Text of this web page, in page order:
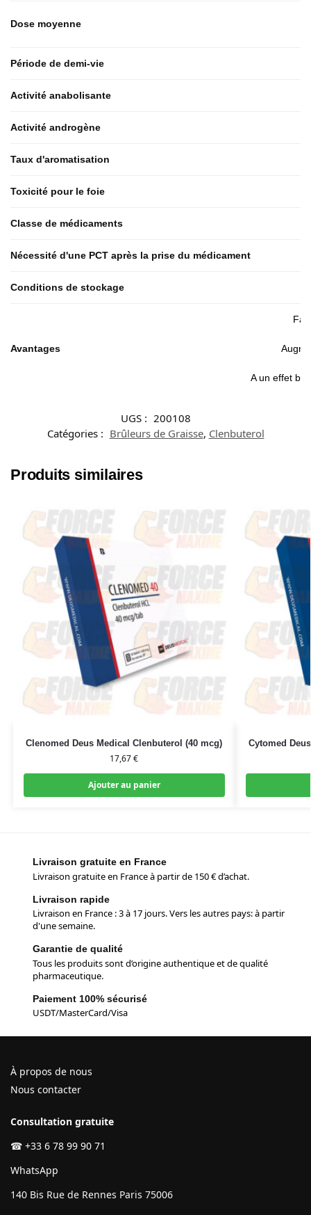
Dose moyenne
Période de demi-vie
Activité anabolisante
Activité androgène
Taux d'aromatisation
Toxicité pour le foie
Classe de médicaments
Nécessité d'une PCT après la prise du médicament
Conditions de stockage
Avantages
A un effet
UGS : 200108
Catégories : Brûleurs de Graisse, Clenbuterol
Produits similaires
Clenomed Deus Medical Clenbuterol (40 mcg)
17,67€
Ajouter au panier
Cytomed
Livraison gratuite en France
Livraison gratuite en France à partir de 150 € d’achat.
Livraison rapide
Livraison en France : 3 à 17 jours. Vers les autres pays: à partir
d'une semaine.
Garantie de qualité
Tous les produits sont d’origine authentique et de qualité
pharmaceutique.
Paiement 100% sécurisé
USDT/MasterCard/Visa
À propos de nous
Nous contacter
Consultation gratuite
☎ +33 6 78 99 90 71
WhatsApp
140 Bis Rue de Rennes Paris 75006